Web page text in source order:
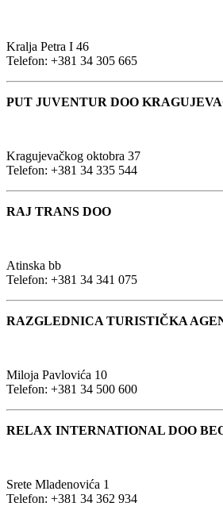
Kralja Petra I 46
Telefon: +381 34 305 665
PUT JUVENTUR DOO
Kragujevačkog oktobra 37
Telefon: +381 34 335 544
RAJ TRANS DOO
Atinska bb
Telefon: +381 34 341 075
RAZGLEDNICA TURISTIČKA
Miloja Pavlovića 10
Telefon: +381 34 500 600
RELAX INTERNATIONAL DOO
Srete Mladenovića 1
Telefon: +381 34 362 934